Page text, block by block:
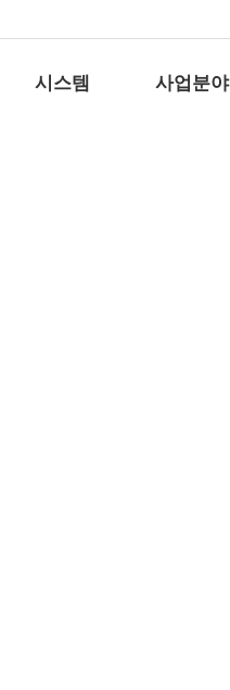
시스템 사업분야